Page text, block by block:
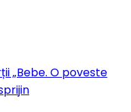
„Bebe. O poveste